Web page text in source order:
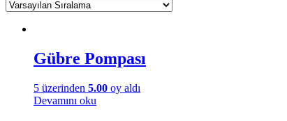
Gübre Pompası
5 üzerinden 5.00 oy aldı
Devamını oku